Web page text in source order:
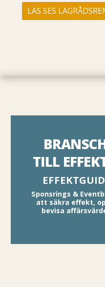
LÄS SES
TILL
Sponsrings &
att säkra effekt,
bevisa